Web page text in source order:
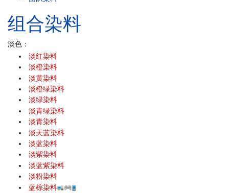
组合染料
淡色：
淡红染料
淡橙染料
淡黄染料
淡橙绿染料
淡绿染料
淡青绿染料
淡青染料
淡天蓝染料
淡蓝染料
淡紫染料
淡蓝紫染料
淡粉染料
蓝棕染料